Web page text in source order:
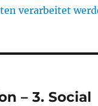
verarbeitet
– 3. Social